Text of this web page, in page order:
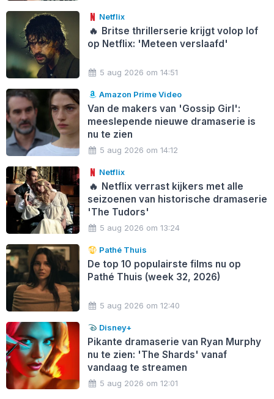
Netflix
🔥 Britse thrillerserie krijgt volop lof
op Netflix: 'Meteen verslaafd'
5 aug 2026 om 14:51
Amazon Prime Video
Van de makers van 'Gossip Girl':
meeslepende nieuwe dramaserie is
nu te zien
5 aug 2026 om 14:12
Netflix
🔥 Netflix verrast kijkers met alle
seizoenen van historische dramaserie
'The Tudors'
5 aug 2026 om 13:24
Pathé Thuis
De top 10 populairste films nu op
Pathé Thuis (week 32, 2026)
5 aug 2026 om 12:40
Disney+
Pikante dramaserie van Ryan Murphy
nu te zien: 'The Shards' vanaf
vandaag te streamen
5 aug 2026 om 12:01